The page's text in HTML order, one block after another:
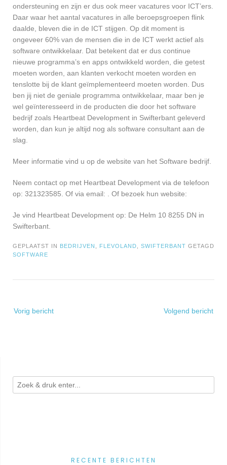
ondersteuning en zijn er dus ook meer vacatures voor ICT’ers.
Daar waar het aantal vacatures in alle beroepsgroepen flink
daalde, bleven die in de ICT stijgen. Op dit moment is
ongeveer 60% van de mensen die in de ICT werkt actief als
software ontwikkelaar. Dat betekent dat er dus continue
nieuwe programma’s en apps ontwikkeld worden, die getest
moeten worden, aan klanten verkocht moeten worden en
tenslotte bij de klant geïmplementeerd moeten worden. Dus
ben jij niet de geniale programma ontwikkelaar, maar ben je
wel geïnteresseerd in de producten die door het software
bedrijf zoals Heartbeat Development in Swifterbant geleverd
worden, dan kun je altijd nog als software consultant aan de
slag.
Meer informatie vind u op de website van het Software bedrijf.
Neem contact op met Heartbeat Development via de telefoon
op: 321323585. Of via email:
. Of bezoek hun website:
Je vind Heartbeat Development op: De Helm 10 8255 DN in
Swifterbant.
GEPLAATST IN BEDRIJVEN FLEVOLAND SWIFTERBANT GETAGD
SOFTWARE
navigatie
Vorig bericht Volgend bericht
RECENTE BERICHTEN